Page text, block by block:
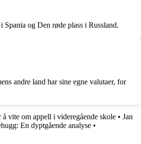
og Den røde plass i Russland.
andre land har sine egne valutaer, for
vite om appell i videregående skole • Jan
En dyptgående analyse •